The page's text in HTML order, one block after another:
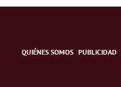
QUIÉNES SOMOS PUBLICIDAD